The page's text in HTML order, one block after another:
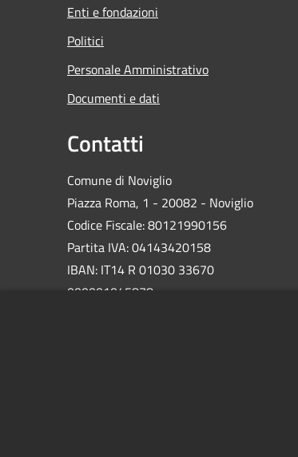
Enti e fondazioni
Politici
Personale Amministrativo
Documenti e dati
Contatti
Comune di Noviglio
Piazza Roma, 1 - 20082 - Noviglio
Codice Fiscale: 80121990156
Partita IVA: 04143420158
IBAN: IT14 R 01030 33670
000001045878